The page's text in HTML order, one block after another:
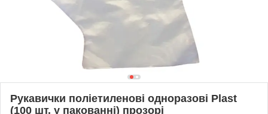
Рукавички поліетиленові одноразові Plast
(100 шт. у пакованні) прозорі